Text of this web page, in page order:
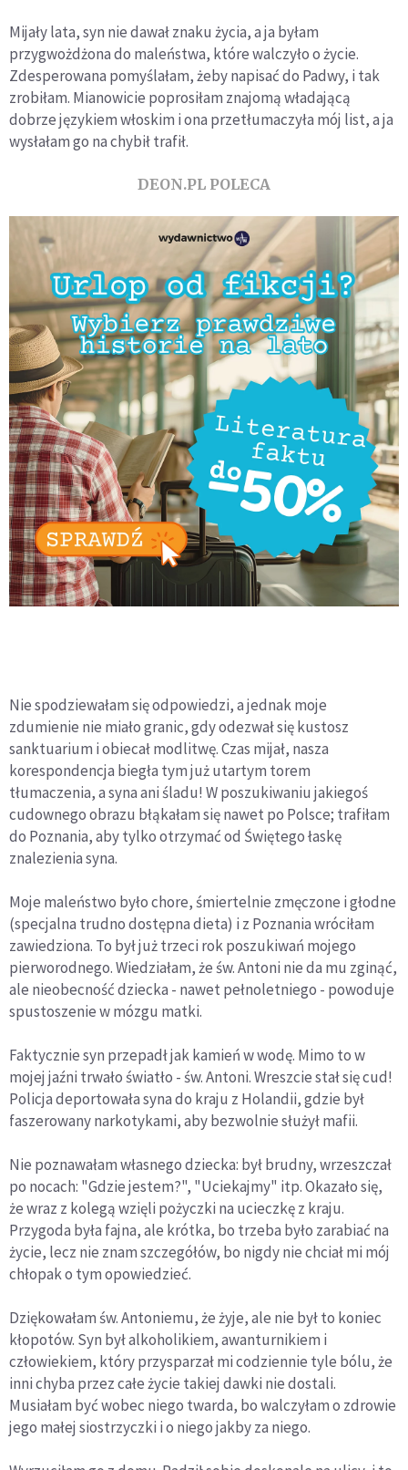
Mijały lata, syn nie dawał znaku życia, a ja byłam
przygwożdżona do maleństwa, które walczyło o życie.
Zdesperowana pomyślałam, żeby napisać do Padwy, i tak
zrobiłam. Mianowicie poprosiłam znajomą władającą
dobrze językiem włoskim i ona przetłumaczyła mój list, a ja
wysłałam go na chybił trafił.
DEON.PL POLECA
Nie spodziewałam się odpowiedzi, a jednak moje
zdumienie nie miało granic, gdy odezwał się kustosz
sanktuarium i obiecał modlitwę. Czas mijał, nasza
korespondencja biegła tym już utartym torem
tłumaczenia, a syna ani śladu! W poszukiwaniu jakiegoś
cudownego obrazu błąkałam się nawet po Polsce; trafiłam
do Poznania, aby tylko otrzymać od Świętego łaskę
znalezienia syna.
Moje maleństwo było chore, śmiertelnie zmęczone i głodne
(specjalna trudno dostępna dieta) i z Poznania wróciłam
zawiedziona. To był już trzeci rok poszukiwań mojego
pierworodnego. Wiedziałam, że św. Antoni nie da mu zginąć,
ale nieobecność dziecka - nawet pełnoletniego - powoduje
spustoszenie w mózgu matki.
Faktycznie syn przepadł jak kamień w wodę. Mimo to w
mojej jaźni trwało światło - św. Antoni. Wreszcie stał się cud!
Policja deportowała syna do kraju z Holandii, gdzie był
faszerowany narkotykami, aby bezwolnie służył mafii.
Nie poznawałam własnego dziecka: był brudny, wrzeszczał
po nocach: "Gdzie jestem?", "Uciekajmy" itp. Okazało się,
że wraz z kolegą wzięli pożyczki na ucieczkę z kraju.
Przygoda była fajna, ale krótka, bo trzeba było zarabiać na
życie, lecz nie znam szczegółów, bo nigdy nie chciał mi mój
chłopak o tym opowiedzieć.
Dziękowałam św. Antoniemu, że żyje, ale nie był to koniec
kłopotów. Syn był alkoholikiem, awanturnikiem i
człowiekiem, który przysparzał mi codziennie tyle bólu, że
inni chyba przez całe życie takiej dawki nie dostali.
Musiałam być wobec niego twarda, bo walczyłam o zdrowie
jego małej siostrzyczki i o niego jakby za niego.